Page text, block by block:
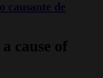
causante de
cause of